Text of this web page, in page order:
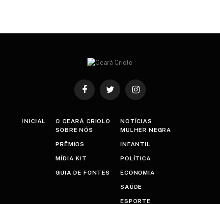
FacebookTwitter Instagram
INICIAL
O CEARÁ CRIOLO
SOBRE NÓS
PRÊMIOS
MÍDIA KIT
GUIA DE FONTES
NOTÍCIAS
MULHER NEGRA
INFANTIL
POLÍTICA
ECONOMIA
SAÚDE
ESPORTE